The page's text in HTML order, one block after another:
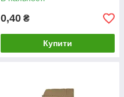
0,40 ₴
Купити